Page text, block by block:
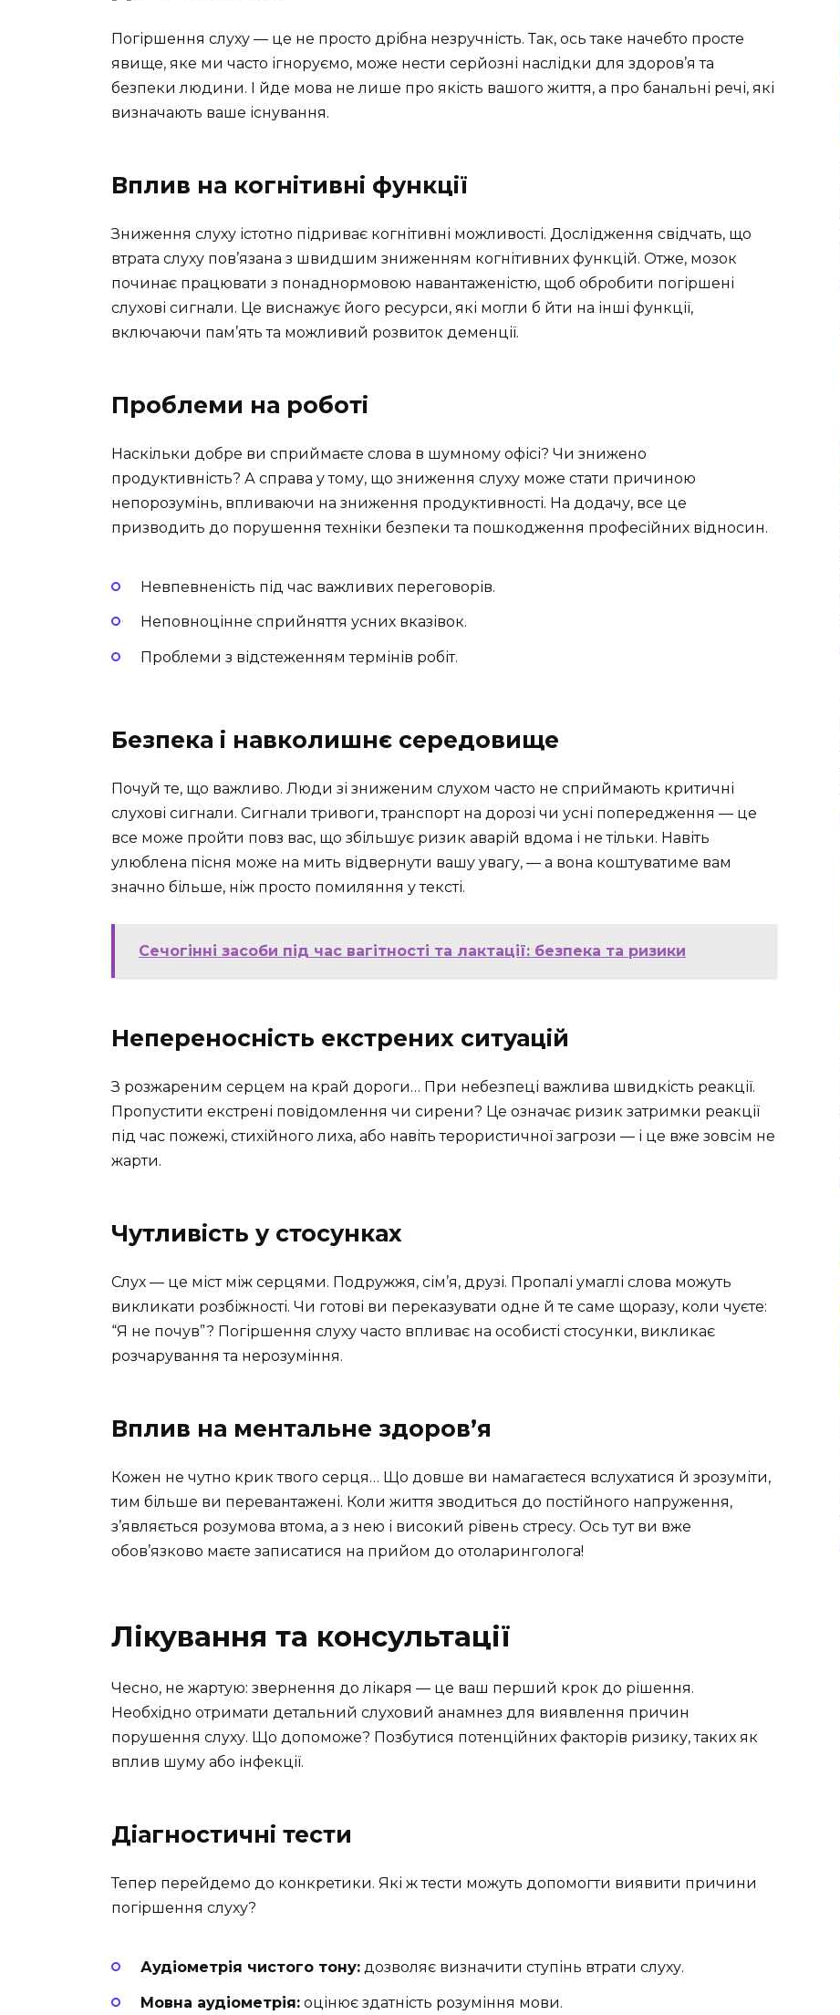
Погіршення слуху — це не просто дрібна незручність. Так, ось таке начебто просте
явище, яке ми часто ігноруємо, може нести серйозні наслідки для здоров’я та
безпеки людини. І йде мова не лише про якість вашого життя, а про банальні речі, які
визначають ваше існування.
Вплив на когнітивні функції
Зниження слуху істотно підриває когнітивні можливості. Дослідження свідчать, що
втрата слуху пов’язана з швидшим зниженням когнітивних функцій. Отже, мозок
починає працювати з понаднормовою навантаженістю, щоб обробити погіршені
слухові сигнали. Це виснажує його ресурси, які могли б йти на інші функції,
включаючи пам’ять та можливий розвиток деменції.
Проблеми на роботі
Наскільки добре ви сприймаєте слова в шумному офісі? Чи знижено
продуктивність? А справа у тому, що зниження слуху може стати причиною
непорозумінь, впливаючи на зниження продуктивності. На додачу, все це
призводить до порушення техніки безпеки та пошкодження професійних відносин.
Невпевненість під час важливих переговорів.
Неповноцінне сприйняття усних вказівок.
Проблеми з відстеженням термінів робіт.
Безпека і навколишнє середовище
Почуй те, що важливо. Люди зі зниженим слухом часто не сприймають критичні
слухові сигнали. Сигнали тривоги, транспорт на дорозі чи усні попередження — це
все може пройти повз вас, що збільшує ризик аварій вдома і не тільки. Навіть
улюблена пісня може на мить відвернути вашу увагу, — а вона коштуватиме вам
значно більше, ніж просто помиляння у тексті.
Сечогінні засоби під час вагітності та лактації: безпека та ризики
Непереносність екстрених ситуацій
З розжареним серцем на край дороги… При небезпеці важлива швидкість реакції.
Пропустити екстрені повідомлення чи сирени? Це означає ризик затримки реакції
під час пожежі, стихійного лиха, або навіть терористичної загрози — і це вже зовсім не
жарти.
Чутливість у стосунках
Слух — це міст між серцями. Подружжя, сім’я, друзі. Пропалі умаглі слова можуть
викликати розбіжності. Чи готові ви переказувати одне й те саме щоразу, коли чуєте:
“Я не почув”? Погіршення слуху часто впливає на особисті стосунки, викликає
розчарування та нерозуміння.
Вплив на ментальне здоров’я
Кожен не чутно крик твого серця… Що довше ви намагаєтеся вслухатися й зрозуміти,
тим більше ви перевантажені. Коли життя зводиться до постійного напруження,
з’являється розумова втома, а з нею і високий рівень стресу. Ось тут ви вже
обов’язково маєте записатися на прийом до отоларинголога!
Лікування та консультації
Чесно, не жартую: звернення до лікаря — це ваш перший крок до рішення.
Необхідно отримати детальний слуховий анамнез для виявлення причин
порушення слуху. Що допоможе? Позбутися потенційних факторів ризику, таких як
вплив шуму або інфекції.
Діагностичні тести
Тепер перейдемо до конкретики. Які ж тести можуть допомогти виявити причини
погіршення слуху?
Аудіометрія чистого тону: дозволяє визначити ступінь втрати слуху.
Мовна аудіометрія: оцінює здатність розуміння мови.